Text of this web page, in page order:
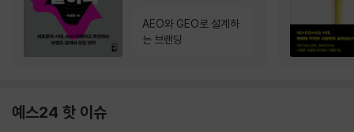
AEO와 GEO로 설계하
는 브랜딩
예스24 핫 이슈